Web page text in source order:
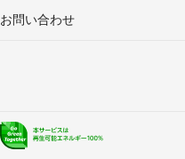
お問い合わせ